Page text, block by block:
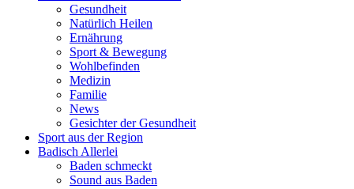
Gesundheit
Natürlich Heilen
Ernährung
Sport & Bewegung
Wohlbefinden
Medizin
Familie
News
Gesichter der Gesundheit
Sport aus der Region
Badisch Allerlei
Baden schmeckt
Sound aus Baden